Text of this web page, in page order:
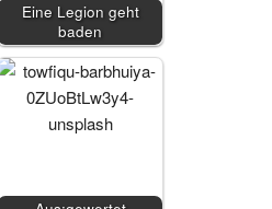
Eine Legion geht
baden